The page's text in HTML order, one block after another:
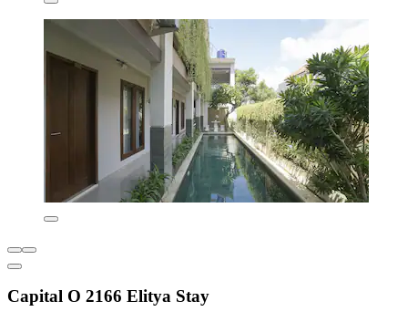
Capital O 2166 Elitya Stay